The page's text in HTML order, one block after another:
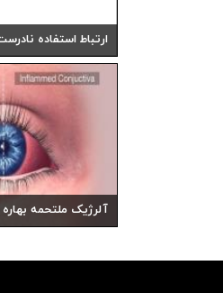
آلرژیک ملتحمه بهاره